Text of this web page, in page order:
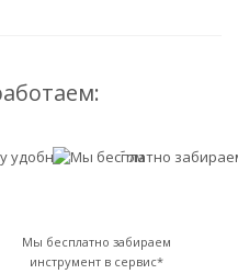
Мы бесплатно забираем
инструмент в сервис*